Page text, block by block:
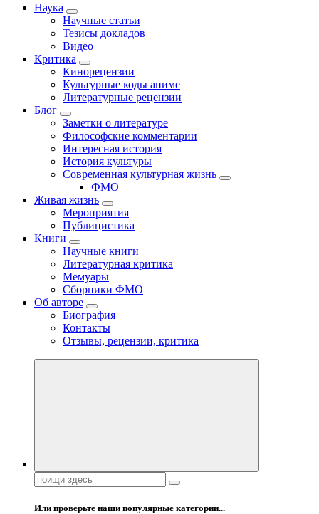
Наука
Научные статьи
Тезисы докладов
Видео
Критика
Кинорецензии
Культурные коды аниме
Литературные рецензии
Блог
Заметки о литературе
Философские комментарии
Интересная история
История культуры
Современная культурная жизнь
ФМО
Живая жизнь
Мероприятия
Публицистика
Книги
Научные книги
Литературная критика
Мемуары
Сборники ФМО
Об авторе
Биография
Контакты
Отзывы, рецензии, критика
Поиск:
Или проверьте наши популярные категории...